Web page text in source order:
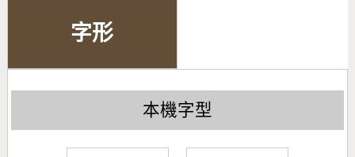
字形
本機字型